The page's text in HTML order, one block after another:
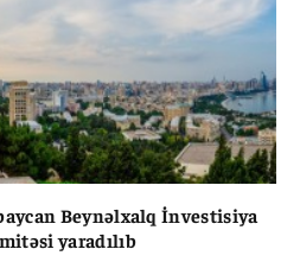
Beynəlxalq İnvestisiya
yaradılıb